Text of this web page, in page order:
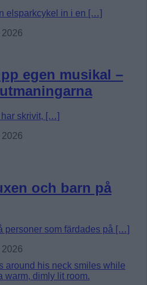
elsparkcykel in i en […]
egen musikal –
skrivit, […]
och barn på
personer som färdades på […]